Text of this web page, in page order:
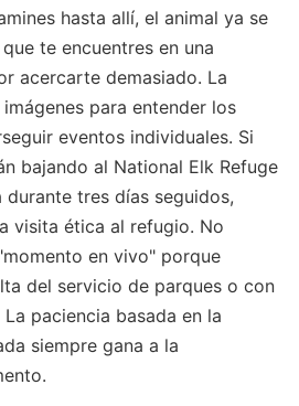
hasta allí, el animal ya se
te encuentres en una
acercarte demasiado. La
para entender los
eventos individuales. Si
bajando al National Elk Refuge
tres días seguidos,
visita ética al refugio. No
en vivo" porque
del servicio de parques o con
paciencia basada en la
siempre gana a la